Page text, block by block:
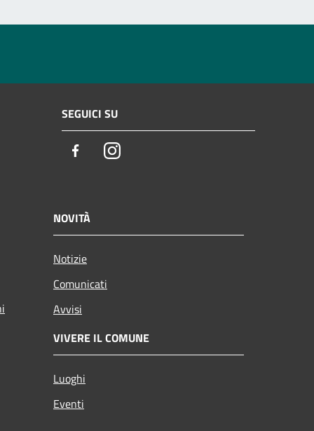
SEGUICI SU
FacebookInstagram
NOVITÀ
Notizie
Comunicati
Avvisi
VIVERE IL COMUNE
Luoghi
Eventi